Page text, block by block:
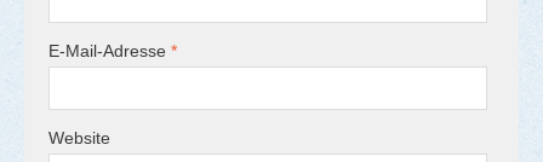
E-Mail-Adresse *
Website